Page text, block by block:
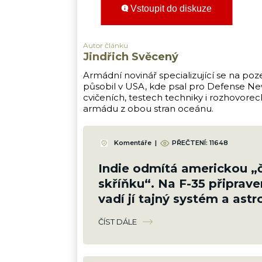
Vstoupit do diskuze
Autor článku
Jindřich Svěcený
Armádní novinář specializující se na
působil v USA, kde psal pro Defense
cvičeních, testech techniky i
armádu z obou stran oceánu.
Komentáře | PŘEČTENÍ: 11648
Indie odmítá americkou
skříňku“. Na F-35
vadí jí tajný systém a
cena za provoz
ČÍST DÁLE